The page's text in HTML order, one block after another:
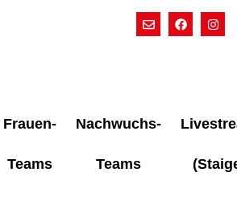
Frauen-
Teams
Nachwuchs-
Teams